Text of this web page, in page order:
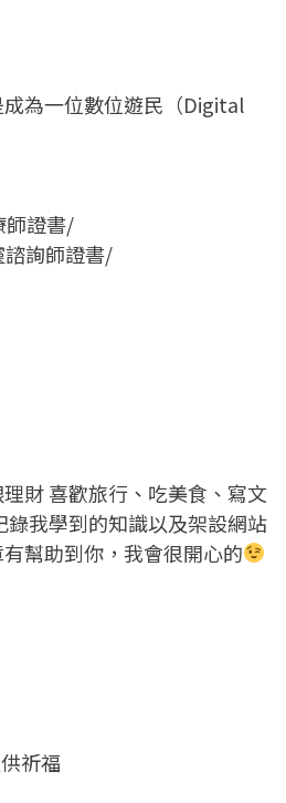
為一位數位遊民（Digital
師證書/
諮詢師證書/
財 喜歡旅行、吃美食、寫文
我學到的知識以及架設網站
幫助到你，我會很開心的
祈福